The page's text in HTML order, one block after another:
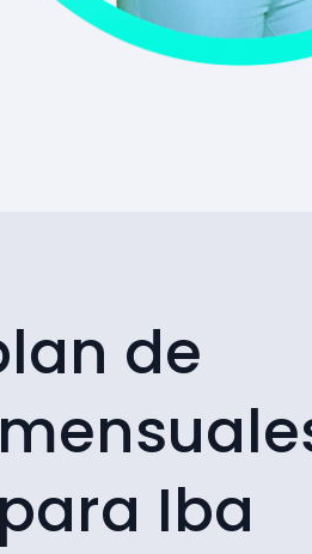
de
Iba